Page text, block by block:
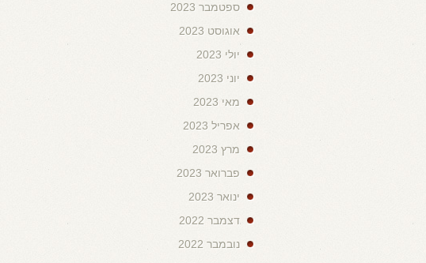
ספטמבר 2023
אוגוסט 2023
יולי 2023
יוני 2023
מאי 2023
אפריל 2023
מרץ 2023
פברואר 2023
ינואר 2023
דצמבר 2022
נובמבר 2022